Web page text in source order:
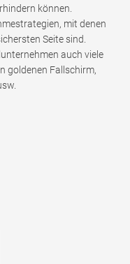
können.
mit denen
Seite sind.
auch viele
goldenen Fallschirm,